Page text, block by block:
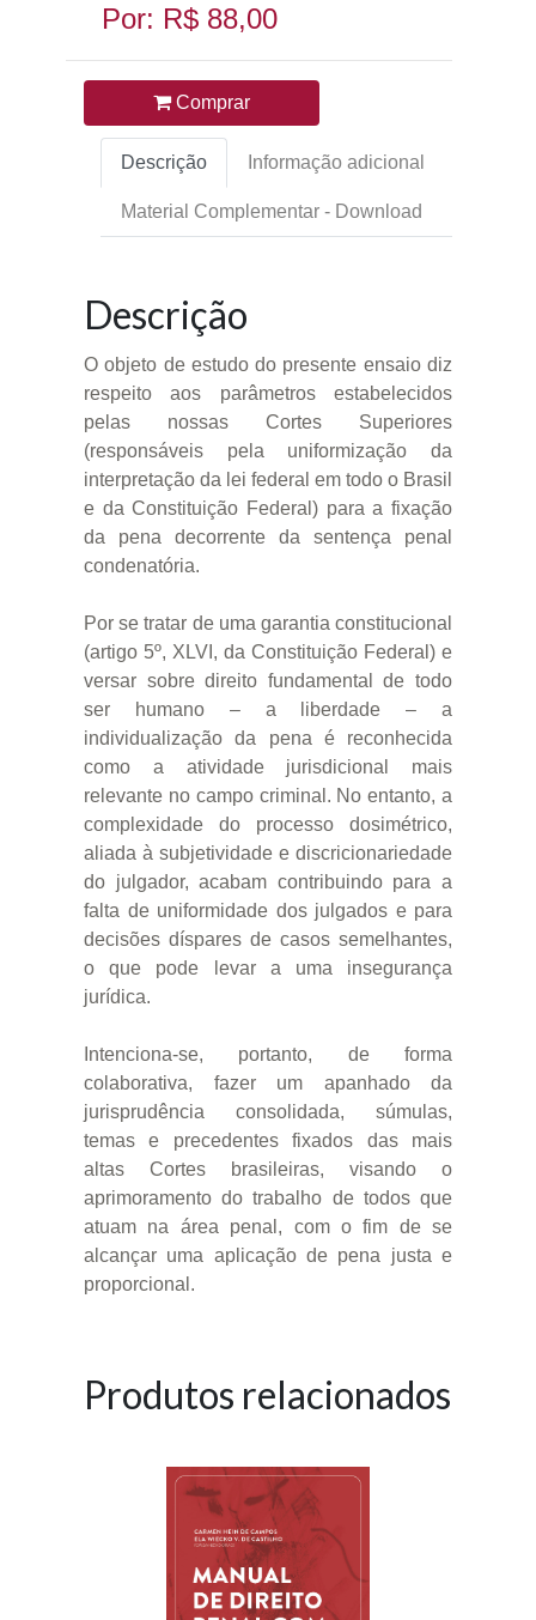
Por: R$ 88,00
Comprar
Descrição Informação adicional
Material Complementar - Download
Descrição
O objeto de estudo do presente ensaio diz
respeito aos parâmetros estabelecidos
pelas nossas Cortes Superiores
(responsáveis pela uniformização da
interpretação da lei federal em todo o Brasil
e da Constituição Federal) para a fixação
da pena decorrente da sentença penal
condenatória.
Por se tratar de uma garantia constitucional
(artigo 5º, XLVI, da Constituição Federal) e
versar sobre direito fundamental de todo
ser humano – a liberdade – a
individualização da pena é reconhecida
como a atividade jurisdicional mais
relevante no campo criminal. No entanto, a
complexidade do processo dosimétrico,
aliada à subjetividade e discricionariedade
do julgador, acabam contribuindo para a
falta de uniformidade dos julgados e para
decisões díspares de casos semelhantes,
o que pode levar a uma insegurança
jurídica.
Intenciona-se, portanto, de forma
colaborativa, fazer um apanhado da
jurisprudência consolidada, súmulas,
temas e precedentes fixados das mais
altas Cortes brasileiras, visando o
aprimoramento do trabalho de todos que
atuam na área penal, com o fim de se
alcançar uma aplicação de pena justa e
proporcional.
Produtos relacionados